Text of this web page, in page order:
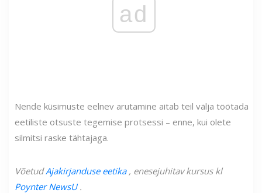
ad
Nende küsimuste eelnev arutamine aitab teil välja töötada
eetiliste otsuste tegemise protsessi – enne, kui olete
silmitsi raske tähtajaga.
VõetudAjakirjanduse eetika, enesejuhitav kursus kl
Poynter NewsU.